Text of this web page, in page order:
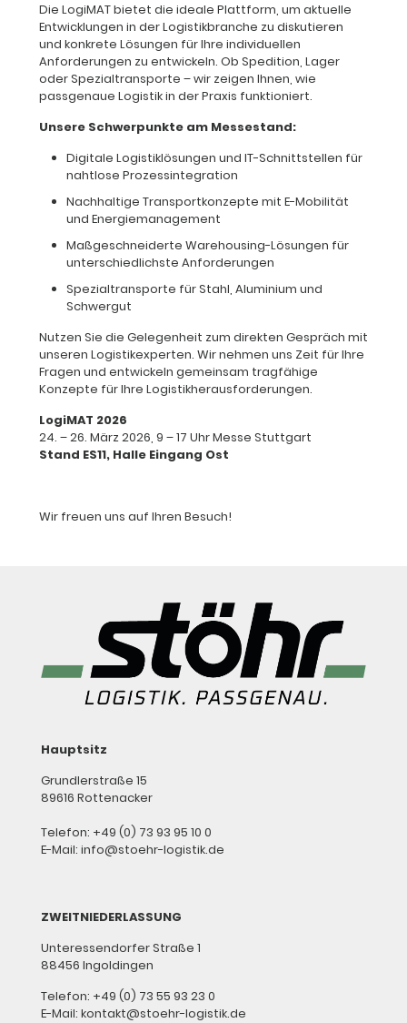
Die LogiMAT bietet die ideale Plattform, um aktuelle
Entwicklungen in der Logistikbranche zu diskutieren
und konkrete Lösungen für Ihre individuellen
Anforderungen zu entwickeln. Ob Spedition, Lager
oder Spezialtransporte – wir zeigen Ihnen, wie
passgenaue Logistik in der Praxis funktioniert.
Unsere Schwerpunkte am Messestand:
Digitale Logistiklösungen und IT-Schnittstellen für
nahtlose Prozessintegration
Nachhaltige Transportkonzepte mit E-Mobilität
und Energiemanagement
Maßgeschneiderte Warehousing-Lösungen für
unterschiedlichste Anforderungen
Spezialtransporte für Stahl, Aluminium und
Schwergut
Nutzen Sie die Gelegenheit zum direkten Gespräch mit
unseren Logistikexperten. Wir nehmen uns Zeit für Ihre
Fragen und entwickeln gemeinsam tragfähige
Konzepte für Ihre Logistikherausforderungen.
LogiMAT 2026
24. – 26. März 2026, 9 – 17 Uhr Messe Stuttgart
Stand ES11, Halle Eingang Ost
Wir freuen uns auf Ihren Besuch!
Hauptsitz
Grundlerstraße 15
89616 Rottenacker
Telefon: +49 (0) 73 93 95 10 0
E-Mail: info@stoehr-logistik.de
ZWEITNIEDERLASSUNG
Unteressendorfer Straße 1
88456 Ingoldingen
Telefon: +49 (0) 73 55 93 23 0
E-Mail: kontakt@stoehr-logistik.de